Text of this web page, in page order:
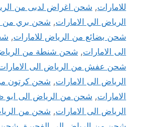
للامارات, شحن اغراض لدبى من
الرياض الي الامارات, شحن بري من
شحن بضائع من الرياض للامارات,
الى الامارات, شحن شنطة من الرياض
شحن عفش من الرياض الى
الرياض الى الامارات, شحن كرتون
الامارات, شحن من الرياض الى ابو
الرياض الى الامارات, شحن من